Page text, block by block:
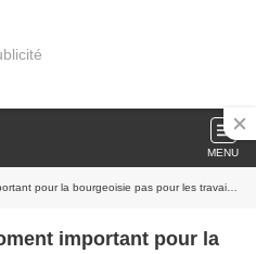
MENU
pour la bourgeoisie pas pour les travailleurs
important pour la